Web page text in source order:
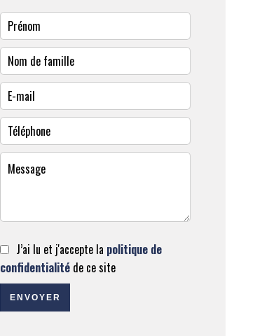
J’ai lu et j'accepte la politique de
confidentialité de ce site
ENVOYER